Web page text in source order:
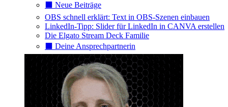
⬛️ Neue Beiträge
OBS schnell erklärt: Text in OBS-Szenen einbauen
LinkedIn-Tipp: Slider für LinkedIn in CANVA erstellen
Die Elgato Stream Deck Familie
⬛️ Deine Ansprechpartnerin